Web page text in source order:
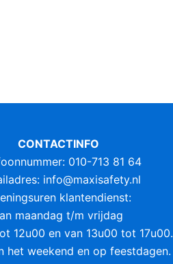
CONTACTINFO
010-713 81 64
info@maxisafety.nl
klantendienst:
maandag t/m vrijdag
12u00 en van 13u00 tot 17u00.
het weekend en op feestdagen.